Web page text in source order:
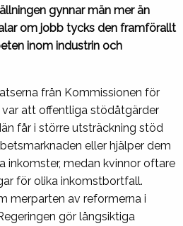
gynnar män mer än
om jobb tycks den framförallt
inom industrin och
från Kommissionen för
att offentliga stödåtgärder
får i större utsträckning stöd
eller hjälper dem
inkomster, medan kvinnor oftare
för olika inkomstbortfall.
merparten av reformerna i
gör långsiktiga